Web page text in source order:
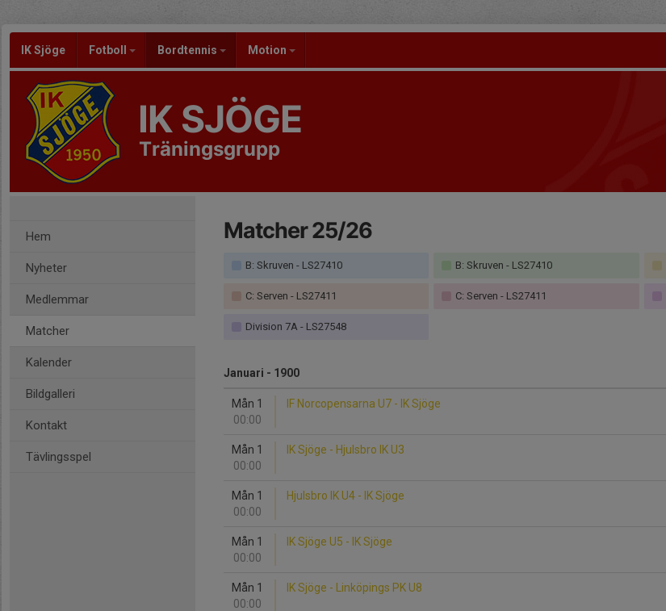
IK Sjöge Fotboll Bordtennis Motion
IK SJÖGE
Träningsgrupp
Hem
Nyheter
Medlemmar
Matcher
Kalender
Bildgalleri
Kontakt
Tävlingsspel
Matcher 25/26
B: Skruven - LS27410 B: Skruven - LS27410
C: Serven - LS27411 C: Serven - LS27411
Division 7A - LS27548
Januari - 1900
Mån 1
00:00
IF Norcopensarna U7 - IK Sjöge
Mån 1
00:00
IK Sjöge - Hjulsbro IK U3
Mån 1
00:00
Hjulsbro IK U4 - IK Sjöge
Mån 1
00:00
IK Sjöge U5 - IK Sjöge
Mån 1
00:00
IK Sjöge - Linköpings PK U8